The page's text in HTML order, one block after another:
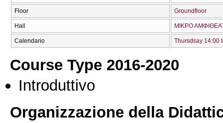
Floor Groundfloor
Hall ΜΙΚΡΟ
Calendario Thursdsay 14:00
Course Type 2016-2020
Introduttivo
Organizzazione della